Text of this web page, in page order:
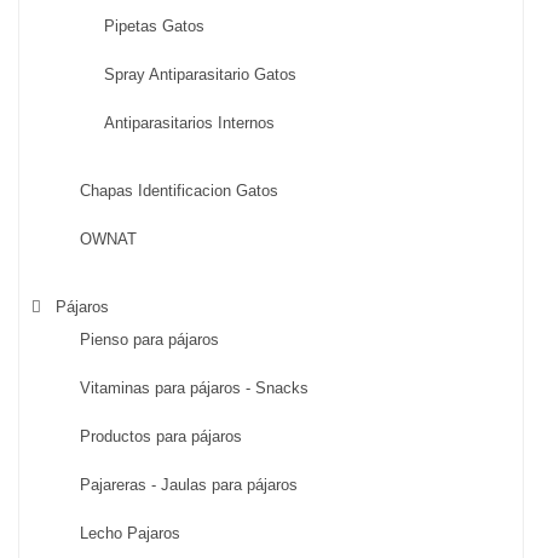
Pipetas Gatos
Spray Antiparasitario Gatos
Antiparasitarios Internos
Chapas Identificacion Gatos
OWNAT
Pájaros
Pienso para pájaros
Vitaminas para pájaros - Snacks
Productos para pájaros
Pajareras - Jaulas para pájaros
Lecho Pajaros